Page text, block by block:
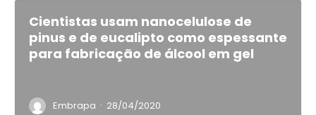
Cientistas usam nanocelulose de
pinus e de eucalipto como espessante
para fabricação de álcool em gel
Embrapa · 28/04/2020